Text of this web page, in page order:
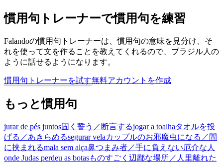
慣用句トレーナーで慣用句を練習
Falandoの慣用句トレーナーは、慣用句の意味を見分け、そ
れを使って文を作ることを教えてくれるので、ブラジル人の
ように話せるようになります。
慣用句トレーナーを試す無料アカウントを作成
もっと慣用句
jurar de pés juntos固く誓う／断言するjogar a toalhaタオルを投
げる／あきらめるsegurar velaカップルのお邪魔虫になる／間
に挟まれるmala sem alça鼻つまみ者／手に負えない厄介な人
onde Judas perdeu as botasものすごく辺鄙な場所／人里離れた